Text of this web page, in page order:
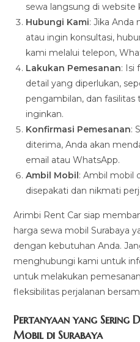
sewa langsung di website
Hubungi Kami: Jika
atau ingin konsultasi,
kami melalui telepon,
Lakukan Pemesanan: Isi
detail yang diperlukan,
pengambilan, dan fasilitas
inginkan.
Konfirmasi Pemesanan:
diterima, Anda akan
email atau WhatsApp.
Ambil Mobil: Ambil mobil
disepakati dan nikmati
Arimbi Rent Car siap
harga sewa mobil Surabaya
dengan kebutuhan Anda.
menghubungi kami untuk
untuk melakukan
fleksibilitas perjalanan
Pertanyaan yang Sering
Mobil di Surabaya